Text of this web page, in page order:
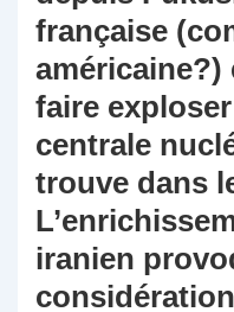
française
américaine?)
faire
centrale
trouve dans
iranien